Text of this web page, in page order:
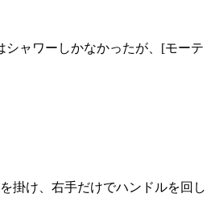
ャワーしかなかったが、[モーテ
掛け、右手だけでハンドルを回し